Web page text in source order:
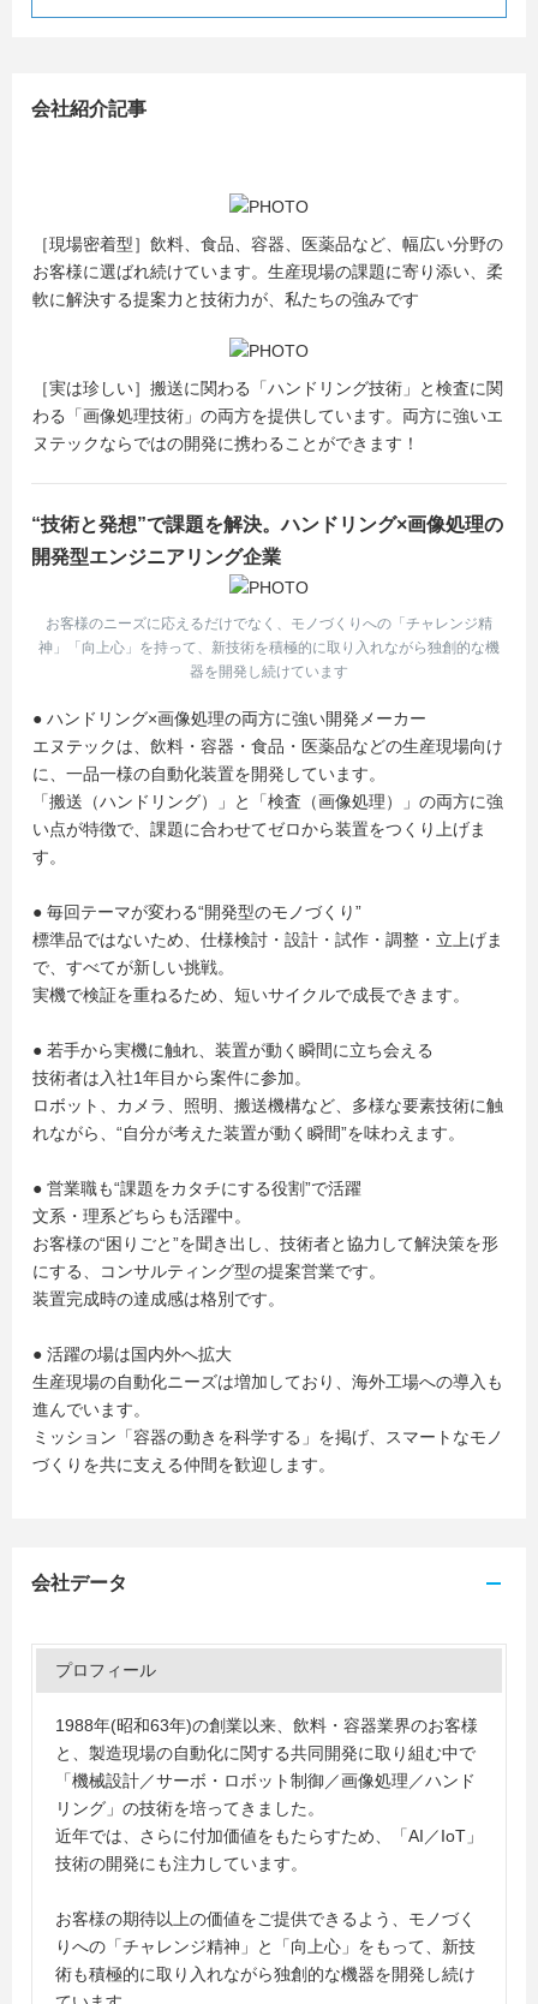
会社紹介記事
［現場密着型］飲料、食品、容器、医薬品など、幅広い分野の
お客様に選ばれ続けています。生産現場の課題に寄り添い、柔
軟に解決する提案力と技術力が、私たちの強みです
［実は珍しい］搬送に関わる「ハンドリング技術」と検査に関
わる「画像処理技術」の両方を提供しています。両方に強いエ
ヌテックならではの開発に携わることができます！
“技術と発想”で課題を解決。ハンドリング×画像処理の
開発型エンジニアリング企業
お客様のニーズに応えるだけでなく、モノづくりへの「チャレンジ精
神」「向上心」を持って、新技術を積極的に取り入れながら独創的な機
器を開発し続けています
● ハンドリング×画像処理の両方に強い開発メーカー
エヌテックは、飲料・容器・食品・医薬品などの生産現場向け
に、一品一様の自動化装置を開発しています。
「搬送（ハンドリング）」と「検査（画像処理）」の両方に強
い点が特徴で、課題に合わせてゼロから装置をつくり上げま
す。
● 毎回テーマが変わる“開発型のモノづくり”
標準品ではないため、仕様検討・設計・試作・調整・立上げま
で、すべてが新しい挑戦。
実機で検証を重ねるため、短いサイクルで成長できます。
● 若手から実機に触れ、装置が動く瞬間に立ち会える
技術者は入社1年目から案件に参加。
ロボット、カメラ、照明、搬送機構など、多様な要素技術に触
れながら、“自分が考えた装置が動く瞬間”を味わえます。
● 営業職も“課題をカタチにする役割”で活躍
文系・理系どちらも活躍中。
お客様の“困りごと”を聞き出し、技術者と協力して解決策を形
にする、コンサルティング型の提案営業です。
装置完成時の達成感は格別です。
● 活躍の場は国内外へ拡大
生産現場の自動化ニーズは増加しており、海外工場への導入も
進んでいます。
ミッション「容器の動きを科学する」を掲げ、スマートなモノ
づくりを共に支える仲間を歓迎します。
会社データ
プロフィール
1988年(昭和63年)の創業以来、飲料・容器業界のお客様
と、製造現場の自動化に関する共同開発に取り組む中で
「機械設計／サーボ・ロボット制御／画像処理／ハンド
リング」の技術を培ってきました。
近年では、さらに付加価値をもたらすため、「AI／IoT」
技術の開発にも注力しています。
お客様の期待以上の価値をご提供できるよう、モノづく
りへの「チャレンジ精神」と「向上心」をもって、新技
術も積極的に取り入れながら独創的な機器を開発し続け